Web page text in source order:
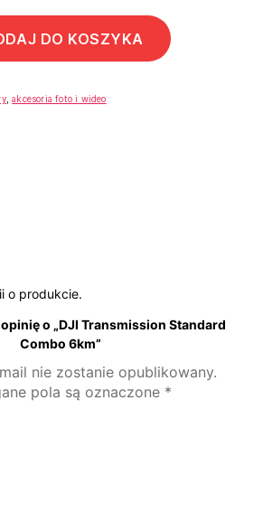
DO KOSZYKA
,akcesoria foto i wideo
o produkcie.
o „DJI Transmission Standard
Combo 6km”
nie zostanie opublikowany.
pola są oznaczone *